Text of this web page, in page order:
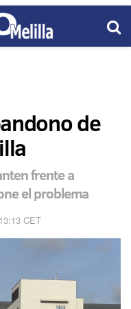
de
frente a
el problema
CET